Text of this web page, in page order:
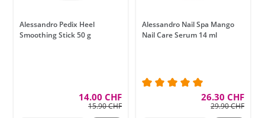
Alessandro Pedix Heel
Smoothing Stick 50 g
14.00 CHF
15.90 CHF
Alessandro Nail Spa Mango
Nail Care Serum 14 ml
Durchschnittliche
26.30 CHF
29.90 CHF